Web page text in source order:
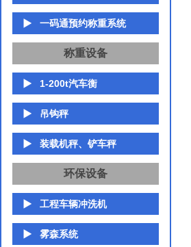
一码通预约称重系统
称重设备
1-200t汽车衡
吊钩秤
装载机秤、铲车秤
环保设备
工程车辆冲洗机
雾森系统